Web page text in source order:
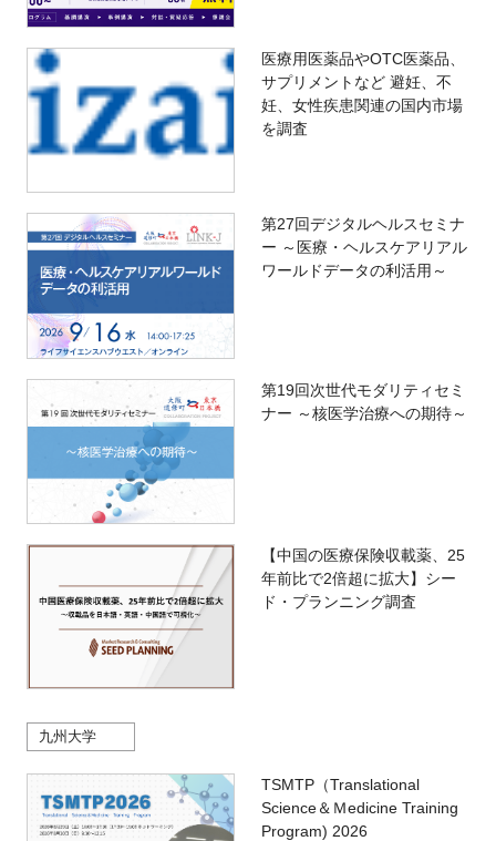
医療用医薬品やOTC医薬品、
サプリメントなど 避妊、不
妊、女性疾患関連の国内市場
を調査
第27回デジタルヘルスセミナ
ー ～医療・ヘルスケアリアル
ワールドデータの利活用～
第19回次世代モダリティセミ
ナー ～核医学治療への期待～
【中国の医療保険収載薬、25
年前比で2倍超に拡大】シー
ド・プランニング調査
九州大学
TSMTP（Translational
Science＆Ｍedicine Training
Program) 2026